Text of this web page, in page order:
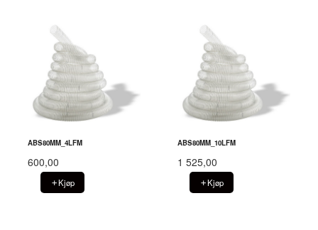
ABS80MM_4LFM
600,00
Kjøp
ABS80MM_10LFM
1 525,00
Kjøp